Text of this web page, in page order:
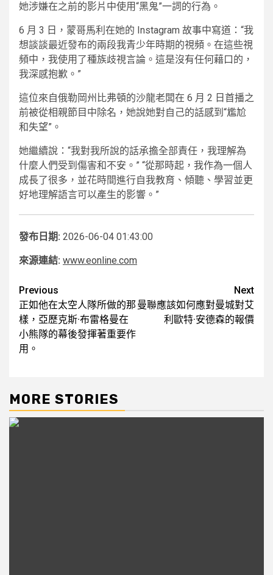
她涉嫌在之前的影片中使用“黑鬼”一詞的行為。
6 月 3 日，蒙哥馬利在她的 Instagram 故事中寫道：“我
想談談最近發布的兩段我青少年時期的視頻。在這些視
頻中，我使用了種族歧視言論。這是沒有任何藉口的，
我深感抱歉。”
這位來自俄勒岡州比弗頓的沙龍老闆在 6 月 2 日首播之
前被從相親節目中除名，她說她對自己的話感到“尷尬
和失望”。
她繼續說：“我對我所說的話承擔全部責任，我理解為
什麼人們受到傷害和不安。” “從那時起，我作為一個人
成長了很多，並花時間進行自我教育、傾聽、學習並更
好地理解語言可以產生的影響。”
發布日期: 2026-06-04 01:43:00
來源連結: www.eonline.com
Post
navigation
Previous
正如他在太空人隊所做的那
樣，亞歷克斯·布雷格曼在
小熊隊的幕後發揮著重要作
用。
Next
曼聯應該如何應對曼城對艾
利歐特·安德森的報價
MORE STORIES